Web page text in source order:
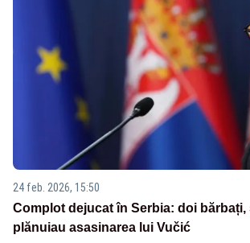
24 feb. 2026, 15:50
Complot dejucat în Serbia: doi
plănuiau asasinarea lui Vučić